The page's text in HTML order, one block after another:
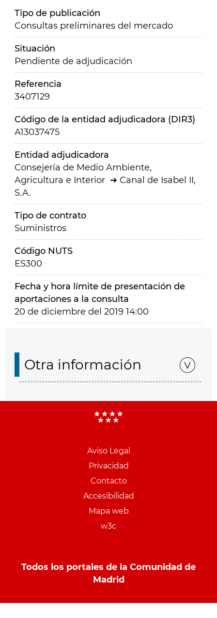
Tipo de publicación
Consultas preliminares del mercado
Situación
Pendiente de adjudicación
Referencia
3407129
Código de la entidad adjudicadora (DIR3)
A13037475
Entidad adjudicadora
Consejería de Medio Ambiente,
Agricultura e Interior
Canal de Isabel II,
S.A.
Tipo de contrato
Suministros
Código NUTS
ES300
Fecha y hora límite de presentación de
aportaciones a la consulta
20 de diciembre del 2019 14:00
Otra información
Aviso Legal
Privacidad
Contacto
Accesibilidad
Mapa web
w3c
Todos los portales de la Comunidad de
Madrid